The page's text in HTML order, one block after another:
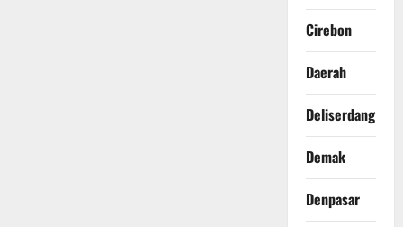
Cirebon
Daerah
Deliserdang
Demak
Denpasar